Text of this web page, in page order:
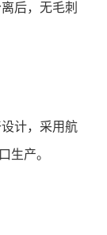
后，无毛刺
计，采用航
生产。